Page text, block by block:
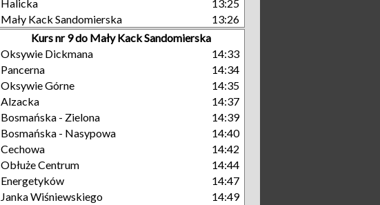
Halicka
13:25
Mały Kack Sandomierska
13:26
Kurs nr 9 do Mały Kack Sandomierska
Oksywie Dickmana
14:33
Pancerna
14:34
Oksywie Górne
14:35
Alzacka
14:37
Bosmańska - Zielona
14:39
Bosmańska - Nasypowa
14:40
Cechowa
14:42
Obłuże Centrum
14:44
Energetyków
14:47
Janka Wiśniewskiego
14:49